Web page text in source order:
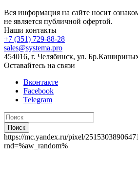
Вся информация на сайте носит
не является публичной офертой.
Наши контакты
+7 (351) 729-88-28
sales@systema.pro
454016, г. Челябинск, ул.
Оставайтесь на связи
Вконтакте
Facebook
Telegram
Поиск
https://mc.yandex.ru/pixel/
rnd=%aw_random%